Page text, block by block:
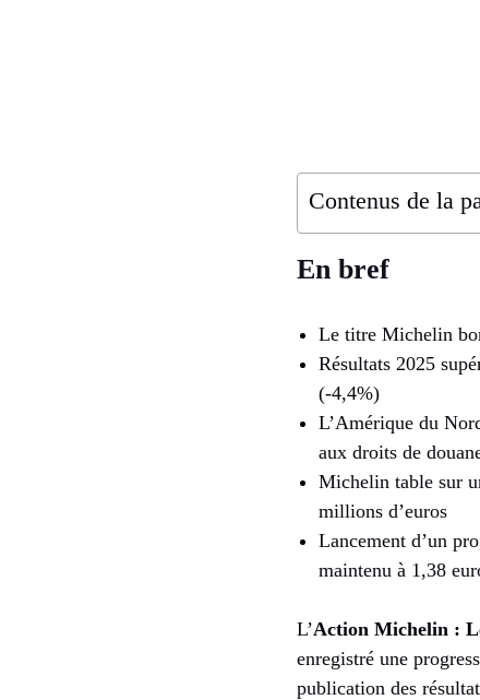
Contenus de la
En bref
Le titre Michelin
Résultats 2025
(-4,4%)
L’Amérique du
aux droits de
Michelin table sur
millions d’euros
Lancement d’un
maintenu à 1,38
L’Action Michelin :
enregistré une
publication des